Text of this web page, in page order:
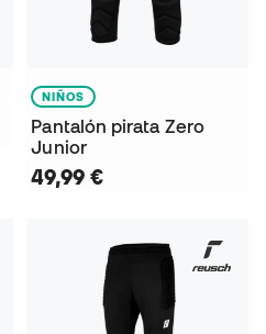
NIÑOS
Pantalón pirata Zero
Junior
49,99 €